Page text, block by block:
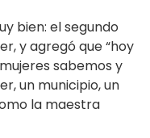
bien: el segundo
y agregó que “hoy
sabemos y
un municipio, un
la maestra